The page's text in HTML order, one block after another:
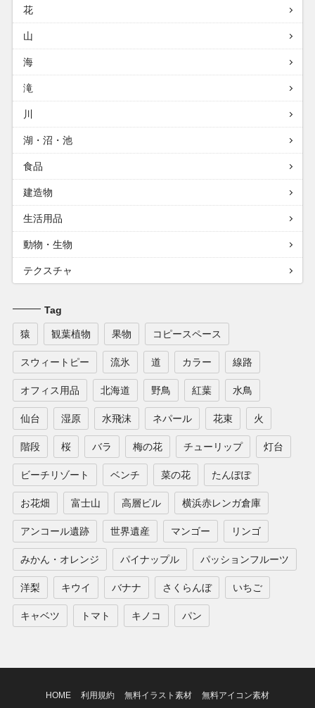
花
山
海
滝
川
湖・沼・池
食品
建造物
生活用品
動物・生物
テクスチャ
Tag
猿 観葉植物 果物 コピースペース
スウィートピー 流氷 道 カラー 線路
オフィス用品 北海道 野鳥 紅葉 水鳥
仙台 湿原 水飛沫 ネパール 花束 火
階段 桜 バラ 梅の花 チューリップ 灯台
ビーチリゾート ベンチ 菜の花 たんぽぽ
お花畑 富士山 高層ビル 横浜赤レンガ倉庫
アンコール遺跡 世界遺産 マンゴー リンゴ
みかん・オレンジ パイナップル パッションフルーツ
洋梨 キウイ バナナ さくらんぼ いちご
キャベツ トマト キノコ パン
HOME 利用規約 無料イラスト素材 無料アイコン素材